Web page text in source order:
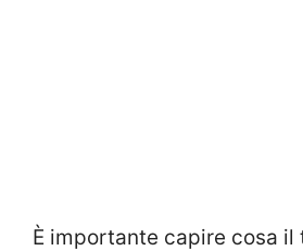
È importante capire cosa il